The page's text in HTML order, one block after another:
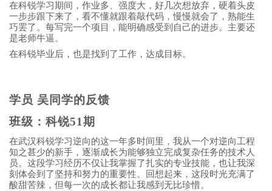
在科锐学习期间，作业多、强度大，好几次想放弃，硬着头皮
一步步跟下来了，看不懂就跟着敲代码，慢慢就会了，熟能生
巧罢了。每写完一个项目，能明确感受到自己的进步。主要还
是老师牛逼。
在科锐毕业后，也是找到了工作，达成目标。
学员 吴同学的反馈
班级：科锐51期
在武汉科锐学习逆向的这一年多时间里，我从一个对逆向工程
知之甚少的新手，逐渐成长为能够独立完成复杂任务的技术人
员。这段学习经历不仅让我掌握了扎实的专业技能，也让我深
刻体会到了坚持和努力的重要性。回想起来，这段时光充满了
酸甜苦辣，但每一次的成长都让我感到无比珍惜。